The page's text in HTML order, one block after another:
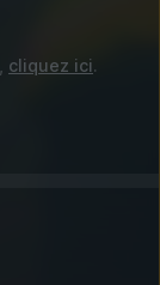
cliquez ici.